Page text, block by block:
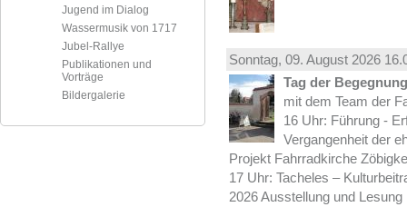
Jugend im Dialog
Wassermusik von 1717
Jubel-Rallye
Publikationen und
Vorträge
Bildergalerie
Sonntag, 09. August 2026
Tag der
mit dem Team der
16 Uhr: Führung -
Vergangenheit der
Projekt Fahrradkirche
17 Uhr: Tacheles –
2026 Ausstellung und Lesung